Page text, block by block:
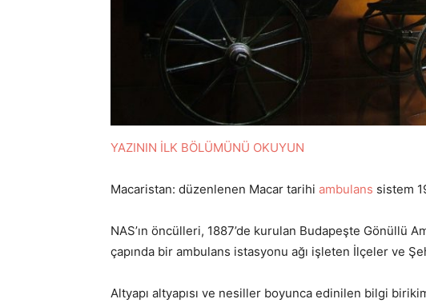
YAZININ İLK BÖLÜMÜNÜ OKUYUN
Macaristan: düzenlenen Macar tarihi ambulans sistem
NAS’ın öncülleri, 1887’de kurulan Budapeşte Gönüllü
çapında bir ambulans istasyonu ağı işleten İlçeler ve
Altyapı altyapısı ve nesiller boyunca edinilen bilgi